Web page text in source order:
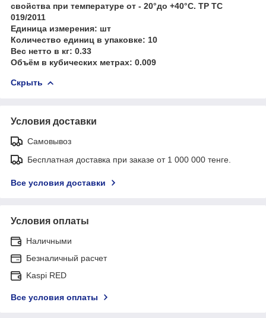
свойства при температуре от - 20°до +40°С. ТР ТС
019/2011
Единица измерения: шт
Количество единиц в упаковке: 10
Вес нетто в кг: 0.33
Объём в кубических метрах: 0.009
Скрыть
Условия доставки
Самовывоз
Бесплатная доставка при заказе от 1 000 000 тенге.
Все условия доставки
Условия оплаты
Наличными
Безналичный расчет
Kaspi RED
Все условия оплаты